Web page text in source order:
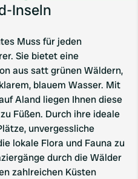
Inseln
Muss für jeden
Sie bietet eine
aus satt grünen Wäldern,
blauem Wasser. Mit
Aland liegen Ihnen diese
Füßen. Durch ihre ideale
unvergessliche
lokale Flora und Fauna zu
durch die Wälder
zahlreichen Küsten